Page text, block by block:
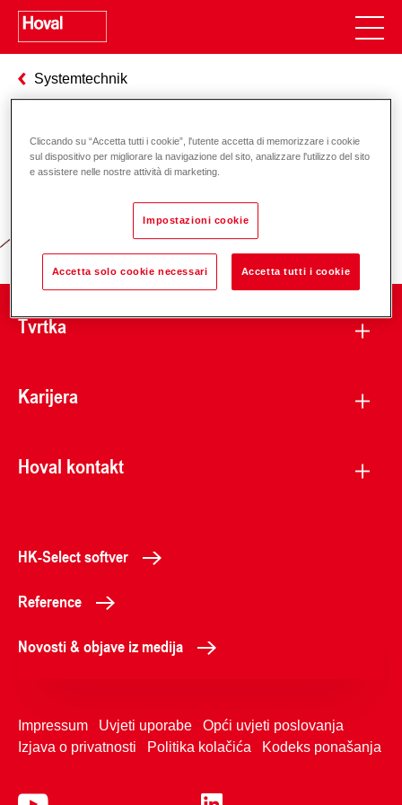
Systemtechnik
Odgovornost za energiju i okoliš
Tvrtka
Karijera
Hoval kontakt
HK-Select softver
Reference
Novosti & objave iz medija
Impressum Uvjeti uporabe
Opći uvjeti poslovanja
Izjava o privatnosti
Politika kolačića Kodeks ponašanja
Cliccando su “Accetta tutti i cookie”, l'utente accetta di memorizzare i cookie
sul dispositivo per migliorare la navigazione del sito, analizzare l'utilizzo del sito
e assistere nelle nostre attività di marketing.
Impostazioni cookie
Accetta solo cookie necessari Accetta tutti i cookie